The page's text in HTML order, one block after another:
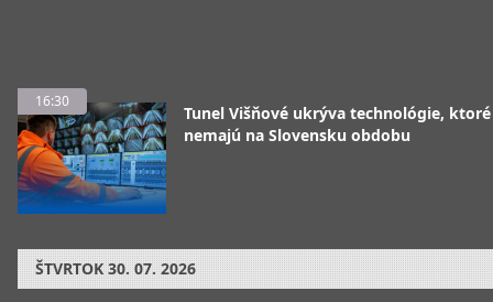
16:30
Tunel Višňové ukrýva technológie, ktoré
nemajú na Slovensku obdobu
ŠTVRTOK 30. 07. 2026